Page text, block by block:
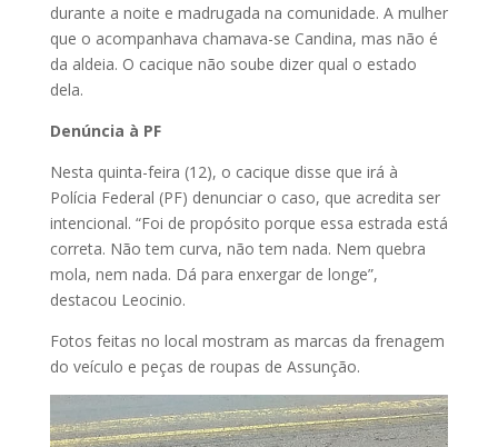
durante a noite e madrugada na comunidade. A mulher
que o acompanhava chamava-se Candina, mas não é
da aldeia. O cacique não soube dizer qual o estado
dela.
Denúncia à PF
Nesta quinta-feira (12), o cacique disse que irá à
Polícia Federal (PF) denunciar o caso, que acredita ser
intencional. “Foi de propósito porque essa estrada está
correta. Não tem curva, não tem nada. Nem quebra
mola, nem nada. Dá para enxergar de longe”,
destacou Leocinio.
Fotos feitas no local mostram as marcas da frenagem
do veículo e peças de roupas de Assunção.